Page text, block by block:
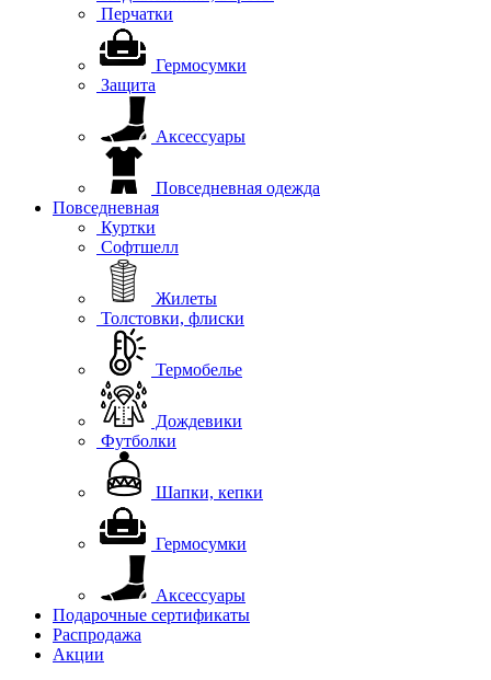
Перчатки
Гермосумки
Защита
Аксессуары
Повседневная одежда
Повседневная
Куртки
Софтшелл
Жилеты
Толстовки, флиски
Термобелье
Дождевики
Футболки
Шапки, кепки
Гермосумки
Аксессуары
Подарочные сертификаты
Распродажа
Акции